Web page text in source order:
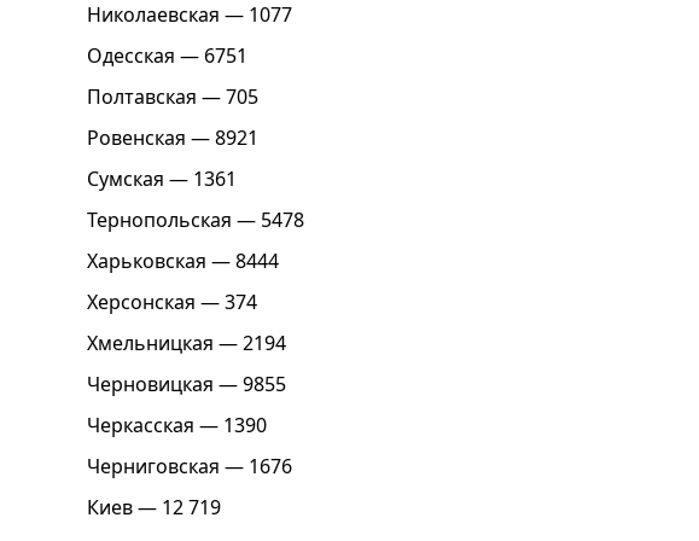
Николаевская — 1077
Одесская — 6751
Полтавская — 705
Ровенская — 8921
Сумская — 1361
Тернопольская — 5478
Харьковская — 8444
Херсонская — 374
Хмельницкая — 2194
Черновицкая — 9855
Черкасская — 1390
Черниговская — 1676
Киев — 12 719